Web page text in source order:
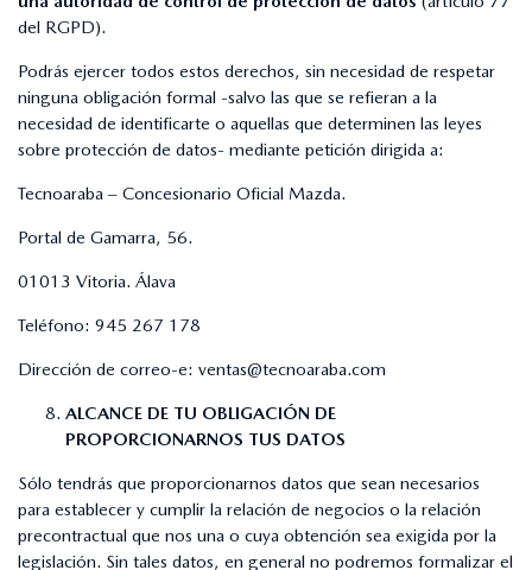
del RGPD).
Podrás ejercer todos estos derechos, sin necesidad de respetar
ninguna obligación formal -salvo las que se refieran a la
necesidad de identificarte o aquellas que determinen las leyes
sobre protección de datos- mediante petición dirigida a:
Tecnoaraba – Concesionario Oficial Mazda.
Portal de Gamarra, 56.
01013 Vitoria. Álava
Teléfono: 945 267 178
Dirección de correo-e: ventas@tecnoaraba.com
ALCANCE DE TU OBLIGACIÓN DE
PROPORCIONARNOS TUS DATOS
Sólo tendrás que proporcionarnos datos que sean necesarios
para establecer y cumplir la relación de negocios o la relación
precontractual que nos una o cuya obtención sea exigida por la
legislación. Sin tales datos, en general no podremos formalizar el